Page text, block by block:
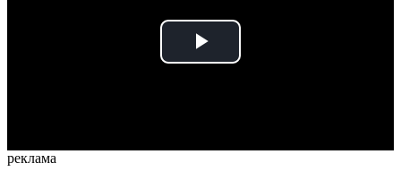
Play
реклама